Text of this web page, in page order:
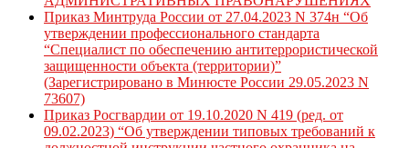
Приказ Минтруда России от 27.04.2023 N 374н “Об
утверждении профессионального стандарта
“Специалист по обеспечению антитеррористической
защищенности объекта (территории)”
(Зарегистрировано в Минюсте России 29.05.2023 N
73607)
Приказ Росгвардии от 19.10.2020 N 419 (ред. от
09.02.2023) “Об утверждении типовых требований к